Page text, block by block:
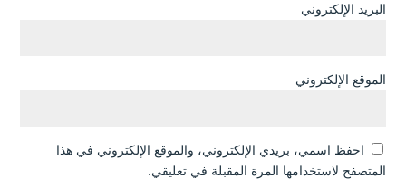
البريد الإلكتروني
الموقع الإلكتروني
احفظ اسمي، بريدي الإلكتروني، والموقع الإلكتروني في هذا
المتصفح لاستخدامها المرة المقبلة في تعليقي.